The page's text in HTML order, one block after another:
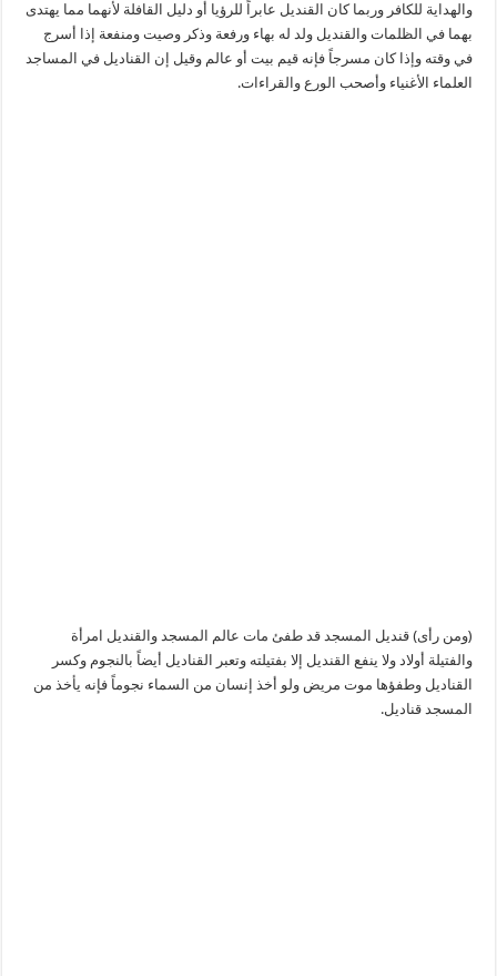
والهداية للكافر وربما كان القنديل عابراً للرؤيا أو دليل القافلة لأنهما مما يهتدى
بهما في الظلمات والقنديل ولد له بهاء ورفعة وذكر وصيت ومنفعة إذا أسرج
في وقته وإذا كان مسرجاً فإنه قيم بيت أو عالم وقيل إن القناديل في المساجد
العلماء الأغنياء وأصحب الورع والقراءات.
(ومن رأى) قنديل المسجد قد طفئ مات عالم المسجد والقنديل امرأة
والفتيلة أولاد ولا ينفع القنديل إلا بفتيلته وتعبر القناديل أيضاً بالنجوم وكسر
القناديل وطفؤها موت مريض ولو أخذ إنسان من السماء نجوماً فإنه يأخذ من
المسجد قناديل.